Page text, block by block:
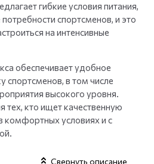
гибкие условия питания,
спортсменов, и это
на интенсивные
обеспечивает удобное
спортсменов, в том числе
высокого уровня.
тех, кто ищет качественную
комфортных условиях и с
Свернуть описание